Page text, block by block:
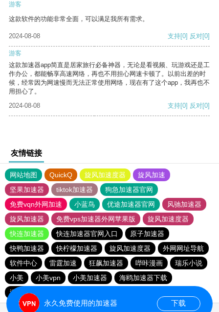
游客
这款软件的功能非常全面，可以满足我所有需求。
2024-08-08 支持[0] 反对[0]
游客
这款加速器app简直是居家旅行必备神器，无论是看视频、玩游戏还是工
作办公，都能畅享高速网络，再也不用担心网速卡顿了。以前出差的时
候，经常因为网速慢而无法正常使用网络，现在有了这个app，我再也不
用担心了。
2024-08-08
支持[0] 反对[0]
友情链接
网站地图 QuickQ 旋风加速度器
旋风加速
坚果加速器
tiktok加速器
狗急加速器官网
免费vqn外网加速
小蓝鸟 优途加速器官网
风驰加速器
旋风加速器
免费vps加速器外网苹果版
旋风加速度器
快连加速器
快连加速器官网入口
原子加速器
快鸭加速器
快柠檬加速器 旋风加速度器
外网网址导航
软件中心
雷霆加速 狂飙加速器 哔咔漫画
瑞乐小说
小美
小美vpn 小美加速器
海鸥加速器下载
海鸥加速度
永久免费使用的加速器 下载